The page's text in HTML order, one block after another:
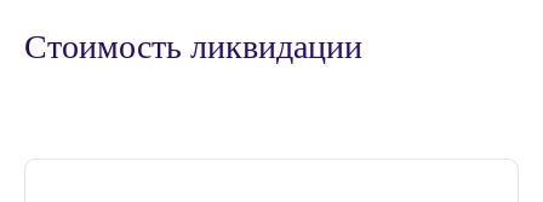
Стоимость ликвидации